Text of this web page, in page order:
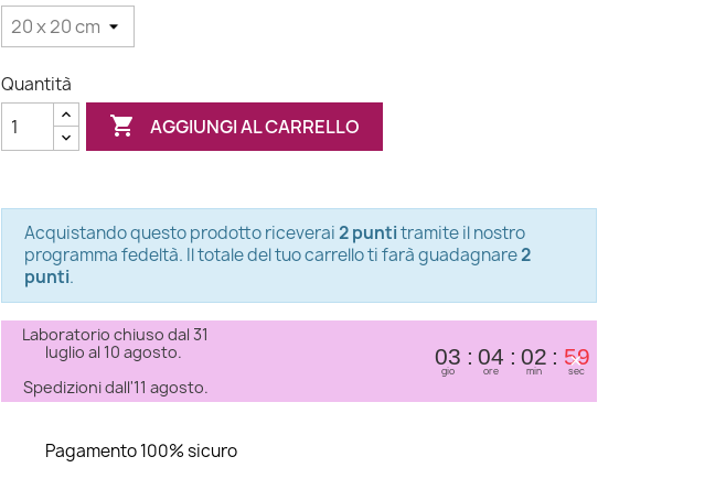
Quantità
 AGGIUNGI AL CARRELLO
Acquistando questo prodotto riceverai2 puntitramite il nostro
programma fedeltà. Il totale del tuo carrello ti farà guadagnare2
punti.
Laboratorio chiuso dal 31
luglio al 10 agosto.
Spedizioni dall'11 agosto.
03
gio
04
ore
02
min
58
sec
×
Pagamento 100% sicuro